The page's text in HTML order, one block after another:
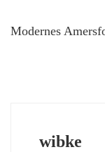
Modernes
wibke